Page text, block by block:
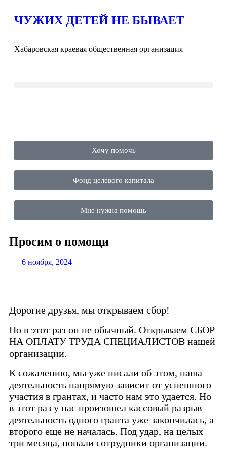
ЧУЖИХ ДЕТЕЙ НЕ БЫВАЕТ
Хабаровская краевая общественная организация
Хочу помочь
Фонд целевого капитала
Мне нужна помощь
Просим о помощи
6 ноября, 2024
Дорогие друзья, мы открываем сбор!
Но в этот раз он не обычный. Открываем СБОР
НА ОПЛАТУ ТРУДА СПЕЦИАЛИСТОВ нашей
организации.
К сожалению, мы уже писали об этом, наша
деятельность напрямую зависит от успешного
участия в грантах, и часто нам это удается. Но
в этот раз у нас произошел кассовый разрыв —
деятельность одного гранта уже закончилась, а
второго еще не началась. Под удар, на целых
три месяца, попали сотрудники организации.